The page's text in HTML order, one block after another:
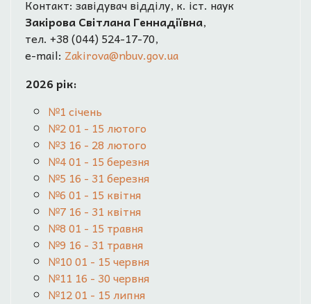
Контакт: завідувач відділу, к. іст. наук
Закірова Світлана Геннадіївна,
тел. +38 (044) 524-17-70,
e-mail: Zakirova@nbuv.gov.ua
2026 рік:
№1 січень
№2 01 - 15 лютого
№3 16 - 28 лютого
№4 01 - 15 березня
№5 16 - 31 березня
№6 01 - 15 квітня
№7 16 - 31 квітня
№8 01 - 15 травня
№9 16 - 31 травня
№10 01 - 15 червня
№11 16 - 30 червня
№12 01 - 15 липня